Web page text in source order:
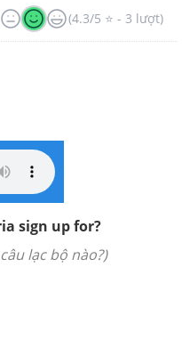
(4.3/5 ⭐ - 3 lượt)
sign up for?
lạc bộ nào?)